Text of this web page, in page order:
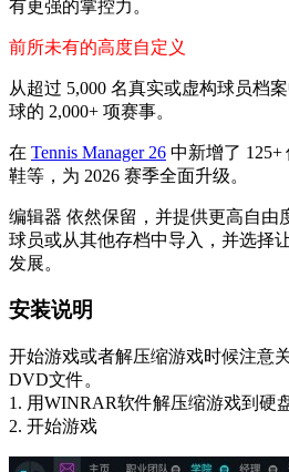
有更强的掌控力。
前所未有的高度自定义
从超过 5,000 名真实或虚构球员档
球的 2,000+ 项赛事。
在 Tennis Manager 26 中新增了
鞋等，为 2026 赛季全面升级。
编辑器 依然保留，并提供更高自由
球员或从其他存档中导入，并选择
发展。
安装说明
开始游戏或者解压缩游戏时候注意
DVD文件。
1. 用WINRAR软件解压缩游戏到硬
2. 开始游戏